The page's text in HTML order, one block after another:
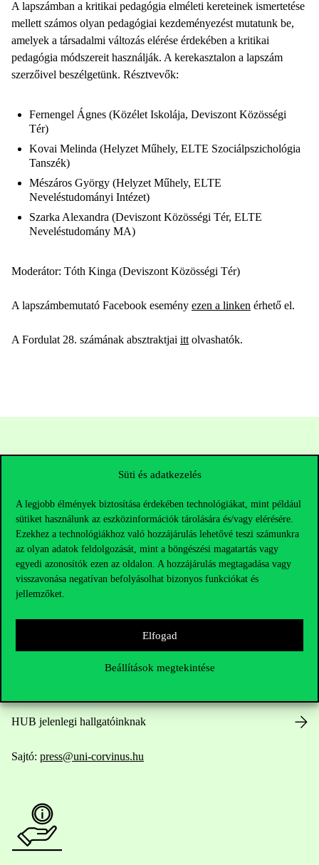
Süti és adatkezelés
A legjobb élmények biztosítása érdekében technológiákat, mint például
sütiket használunk az eszközinformációk tárolására és/vagy elérésére.
Ezekhez a technológiákhoz való hozzájárulás lehetővé teszi számunkra
az olyan adatok feldolgozását, mint a böngészési magatartás vagy
egyedi azonosítók ezen az oldalon. A hozzájárulás megtagadása vagy
visszavonása negatívan befolyásolhat bizonyos funkciókat és
jellemzőket.
Elfogad
Beállítások megtekintése
A lapszámban a kritikai pedagógia elméleti kereteinek ismertetése
mellett számos olyan pedagógiai kezdeményezést mutatunk be,
amelyek a társadalmi változás elérése érdekében a kritikai
pedagógia módszereit használják. A kerekasztalon a lapszám
szerzőivel beszélgetünk. Résztvevők:
Fernengel Ágnes (Közélet Iskolája, Deviszont Közösségi
Tér)
Kovai Melinda (Helyzet Műhely, ELTE Szociálpszichológia
Tanszék)
Mészáros György (Helyzet Műhely, ELTE
Neveléstudományi Intézet)
Szarka Alexandra (Deviszont Közösségi Tér, ELTE
Neveléstudomány MA)
Moderátor: Tóth Kinga (Deviszont Közösségi Tér)
A lapszámbemutató Facebook esemény ezen a linken érhető el.
A Fordulat 28. számának absztraktjai itt olvashatók.
Elérhetőségek
Telefonszám:+36 1 482 5000
Kérdésed van a felvételivel kapcsolatban?
HUB jelenlegi hallgatóinknak
Sajtó: press@uni-corvinus.hu